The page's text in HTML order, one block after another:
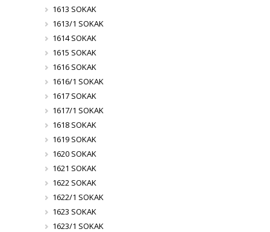
1613 SOKAK
1613/1 SOKAK
1614 SOKAK
1615 SOKAK
1616 SOKAK
1616/1 SOKAK
1617 SOKAK
1617/1 SOKAK
1618 SOKAK
1619 SOKAK
1620 SOKAK
1621 SOKAK
1622 SOKAK
1622/1 SOKAK
1623 SOKAK
1623/1 SOKAK